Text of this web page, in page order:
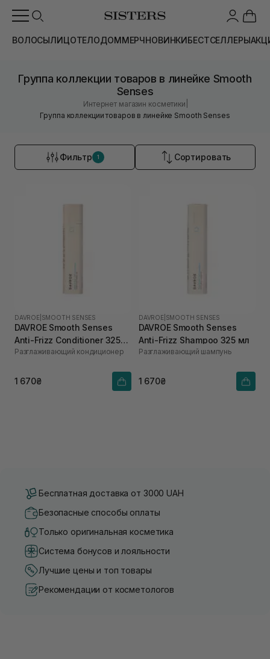
ВОЛОСЫЛИЦОТЕЛОДОММЕРЧНОВИНКИБЕСТСЕЛЛЕРЫ
Группа коллекции товаров в линейке Smooth
Senses
Интернет магазин косметики
Группа коллекции товаров в линейке Smooth Senses
Фильтр 1 Сортировать
DAVROE SMOOTH SENSES
DAVROE Smooth Senses
Anti-Frizz Conditioner 325
мл
Разглаживающий кондиционер
1 670₴
DAVROE SMOOTH SENSES
DAVROE Smooth Senses
Anti-Frizz Shampoo 325 мл
Разглаживающий шампунь
1 670₴
Бесплатная доставка от 3000 UAH
Безопасные способы оплаты
Только оригинальная косметика
Система бонусов и лояльности
Лучшие цены и топ товары
Рекомендации от косметологов